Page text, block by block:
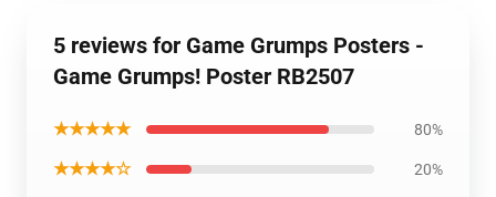
5 reviews for Game Grumps Posters -
Game Grumps! Poster RB2507
★★★★★ 80%
★★★★☆ 20%